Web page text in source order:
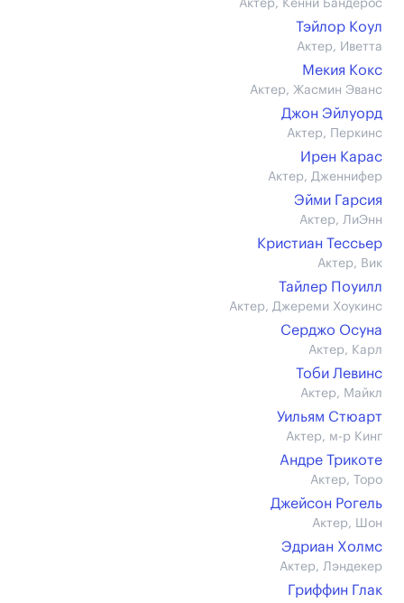
Актер, Кенни Бандерос
Тэйлор Коул
Актер, Иветта
Мекия Кокс
Актер, Жасмин Эванс
Джон Эйлуорд
Актер, Перкинс
Ирен Карас
Актер, Дженнифер
Эйми Гарсия
Актер, ЛиЭнн
Кристиан Тессьер
Актер, Вик
Тайлер Поуилл
Актер, Джереми Хоукинс
Серджо Осуна
Актер, Карл
Тоби Левинс
Актер, Майкл
Уильям Стюарт
Актер, м-р Кинг
Андре Трикоте
Актер, Торо
Джейсон Рогель
Актер, Шон
Эдриан Холмс
Актер, Лэндекер
Гриффин Глак